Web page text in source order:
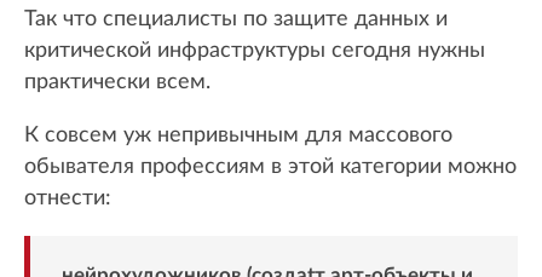
Так что специалисты по защите данных и
критической инфраструктуры сегодня нужны
практически всем.
К совсем уж непривычным для массового
обывателя профессиям в этой категории можно
отнести: